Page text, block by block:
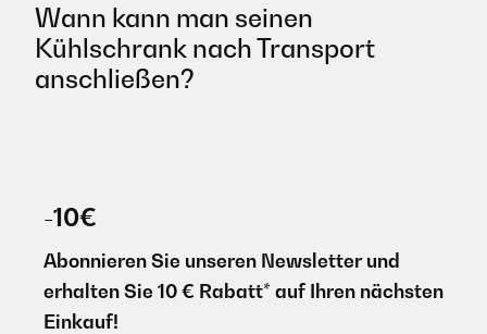
Wann kann man seinen
Kühlschrank nach Transport
anschließen?
-10€
Abonnieren Sie unseren Newsletter und
erhalten Sie 10 € Rabatt* auf Ihren nächsten
Einkauf!